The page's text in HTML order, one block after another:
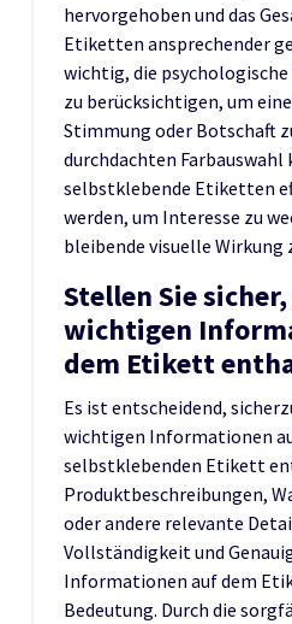
hervorgehoben und das
Etiketten ansprechender
wichtig, die psychologische
zu berücksichtigen, um
Stimmung oder Botschaft
durchdachten Farbauswahl
selbstklebende Etiketten
werden, um Interesse zu
bleibende visuelle Wirkung
Stellen Sie
wichtigen
dem Etikett
Es ist entscheidend,
wichtigen Informationen
selbstklebenden Etikett
Produktbeschreibungen,
oder andere relevante
Vollständigkeit und
Informationen auf dem
Bedeutung. Durch die